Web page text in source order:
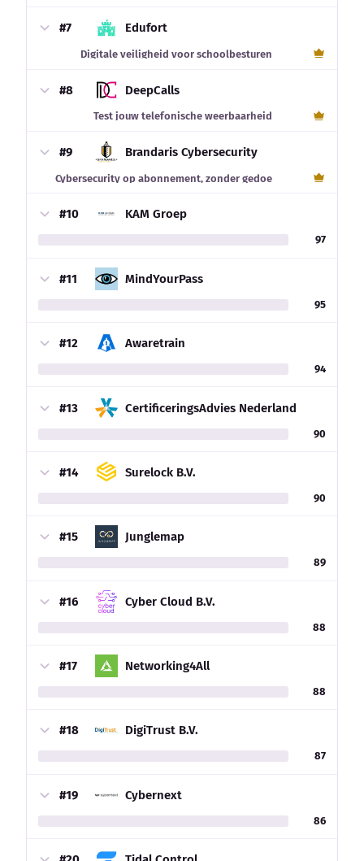
#7 Edufort
Digitale veiligheid voor schoolbesturen
#8 DeepCalls
Test jouw telefonische weerbaarheid
#9 Brandaris Cybersecurity
Cybersecurity op abonnement, zonder gedoe
#10 KAM Groep
97
#11 MindYourPass
95
#12 Awaretrain
94
#13 CertificeringsAdvies Nederland
90
#14 Surelock B.V.
90
#15 Junglemap
89
#16 Cyber Cloud B.V.
88
#17 Networking4All
88
#18 DigiTrust B.V.
87
#19 Cybernext
86